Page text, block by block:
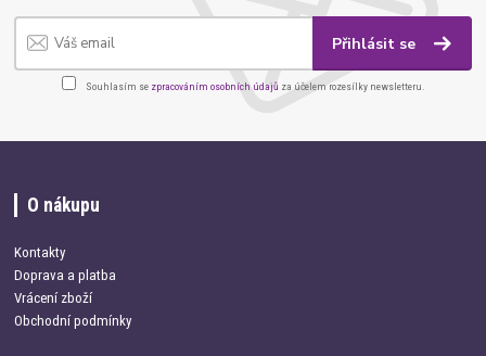
Přihlásit se
Souhlasím se zpracováním osobních údajů za účelem rozesílky newsletteru.
O nákupu
Kontakty
Doprava a platba
Vrácení zboží
Obchodní podmínky